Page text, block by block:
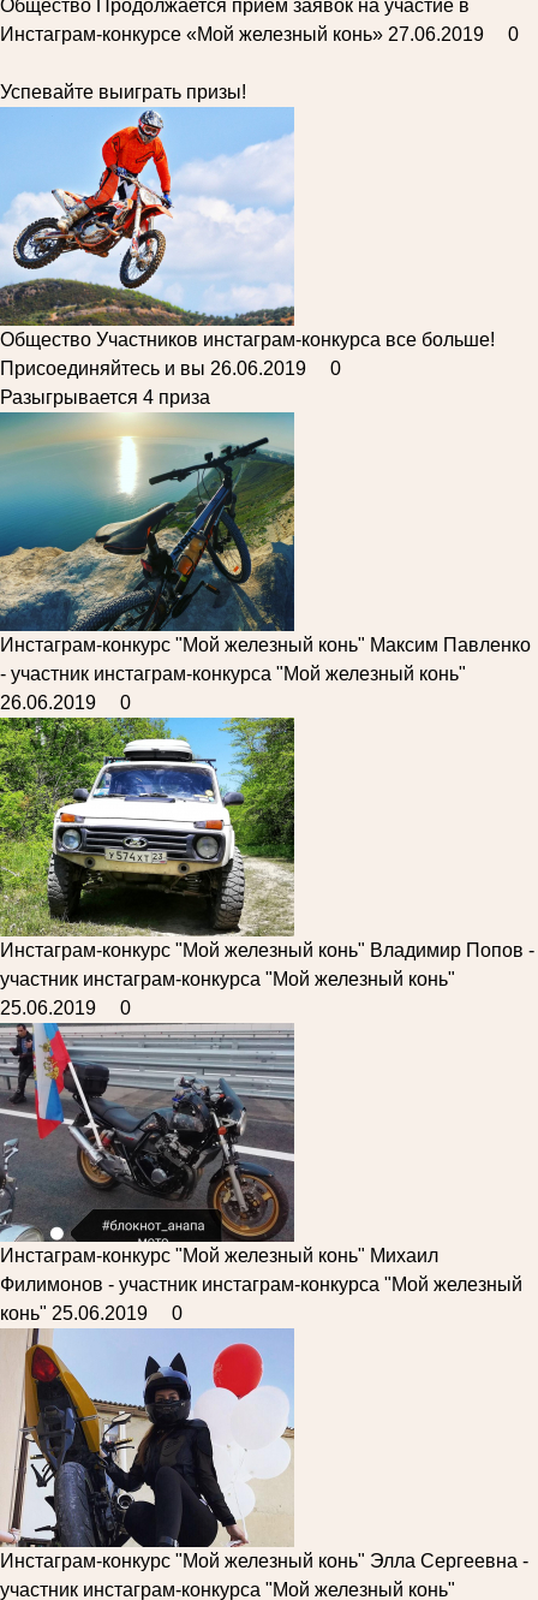
Общество
Продолжается приём заявок на участие в
Инстаграм-конкурсе «Мой железный конь» 27.06.2019 0
Успевайте выиграть призы!
Общество Участников инстаграм-конкурса все больше!
Присоединяйтесь и вы 26.06.2019
0
Разыгрывается 4 приза
Инстаграм-конкурс "Мой железный конь" Максим Павленко
- участник инстаграм-конкурса "Мой железный конь"
26.06.2019
0
Инстаграм-конкурс "Мой железный конь" Владимир Попов -
участник инстаграм-конкурса "Мой железный конь"
25.06.2019
0
Инстаграм-конкурс "Мой железный конь" Михаил
Филимонов - участник инстаграм-конкурса "Мой железный
конь" 25.06.2019 0
Инстаграм-конкурс "Мой железный конь" Элла Сергеевна -
участник инстаграм-конкурса "Мой железный конь"